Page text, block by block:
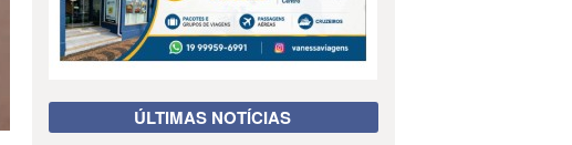
ÚLTIMAS NOTÍCIAS